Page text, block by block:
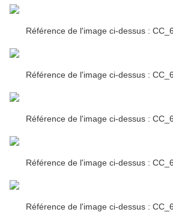
Référence de l'image ci-dessus :
Référence de l'image ci-dessus :
Référence de l'image ci-dessus :
Référence de l'image ci-dessus :
Référence de l'image ci-dessus :